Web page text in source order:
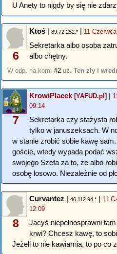
U Anety to nigdy by się nie
6
Ktoś | 89.72.252.* | 11
Sekretarka albo osoba
albo chętny.
W odp. na kom. #2 uż. Ten zły i
7
KrowiPlacek[YAFUD.pl] |
09:14
Sekretarka czy stażysta
tylko w januszeksach. W
w stanie zrobić sobie kawę
goście, wtedy wypada podać
swojego Szefa za to, że albo
osobę losowo. Niezależnie od
8
Curvantez | 46.112.94.* | 11
12:09
Jacyś niepełnosprawni
krwi? Chcesz kawę, to
Jeżeli to nie kawiarnia, to po co